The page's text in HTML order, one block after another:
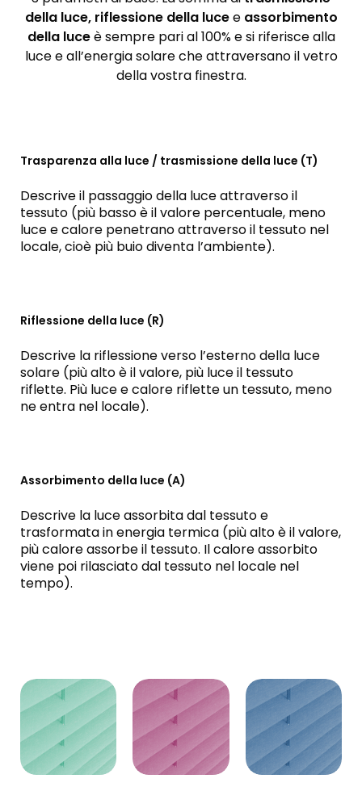
della luce, riflessione della lucee assorbimento
della luceè sempre pari al 100% e si riferisce alla
luce e all’energia solare che attraversano il vetro
della vostra finestra.
Trasparenza alla luce / trasmissione della luce (T)
Descrive il passaggio della luce attraverso il
tessuto (più basso è il valore percentuale, meno
luce e calore penetrano attraverso il tessuto nel
locale, cioè più buio diventa l’ambiente).
Riflessione della luce (R)
Descrive la riflessione verso l’esterno della luce
solare (più alto è il valore, più luce il tessuto
riflette. Più luce e calore riflette un tessuto, meno
ne entra nel locale).
Assorbimento della luce (A)
Descrive la luce assorbita dal tessuto e
trasformata in energia termica (più alto è il valore,
più calore assorbe il tessuto. Il calore assorbito
viene poi rilasciato dal tessuto nel locale nel
tempo).